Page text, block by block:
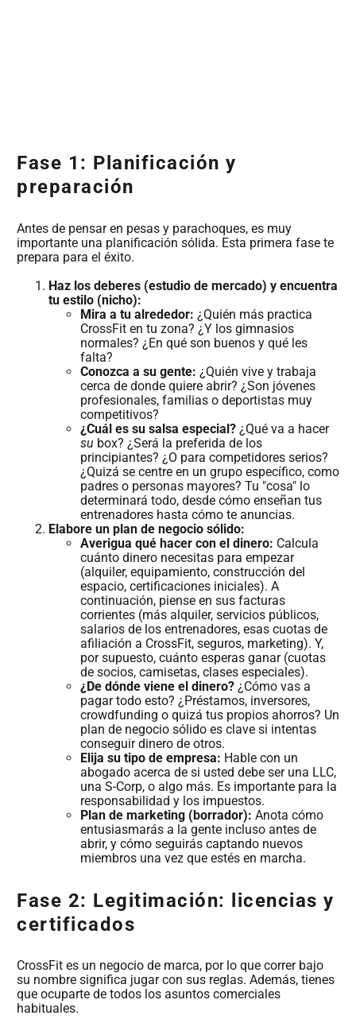
Fase 1: Planificación y
preparación
Antes de pensar en pesas y parachoques, es muy
importante una planificación sólida. Esta primera fase te
prepara para el éxito.
Haz los deberes (estudio de mercado) y encuentra
tu estilo (nicho):
Mira a tu alrededor: ¿Quién más practica
CrossFit en tu zona? ¿Y los gimnasios
normales? ¿En qué son buenos y qué les
falta?
Conozca a su gente: ¿Quién vive y trabaja
cerca de donde quiere abrir? ¿Son jóvenes
profesionales, familias o deportistas muy
competitivos?
¿Cuál es su salsa especial? ¿Qué va a hacer
su box? ¿Será la preferida de los
principiantes? ¿O para competidores serios?
¿Quizá se centre en un grupo específico, como
padres o personas mayores? Tu "cosa" lo
determinará todo, desde cómo enseñan tus
entrenadores hasta cómo te anuncias.
Elabore un plan de negocio sólido:
Averigua qué hacer con el dinero: Calcula
cuánto dinero necesitas para empezar
(alquiler, equipamiento, construcción del
espacio, certificaciones iniciales). A
continuación, piense en sus facturas
corrientes (más alquiler, servicios públicos,
salarios de los entrenadores, esas cuotas de
afiliación a CrossFit, seguros, marketing). Y,
por supuesto, cuánto esperas ganar (cuotas
de socios, camisetas, clases especiales).
¿De dónde viene el dinero? ¿Cómo vas a
pagar todo esto? ¿Préstamos, inversores,
crowdfunding o quizá tus propios ahorros? Un
plan de negocio sólido es clave si intentas
conseguir dinero de otros.
Elija su tipo de empresa: Hable con un
abogado acerca de si usted debe ser una LLC,
una S-Corp, o algo más. Es importante para la
responsabilidad y los impuestos.
Plan de marketing (borrador): Anota cómo
entusiasmarás a la gente incluso antes de
abrir, y cómo seguirás captando nuevos
miembros una vez que estés en marcha.
Fase 2: Legitimación: licencias y
certificados
CrossFit es un negocio de marca, por lo que correr bajo
su nombre significa jugar con sus reglas. Además, tienes
que ocuparte de todos los asuntos comerciales
habituales.